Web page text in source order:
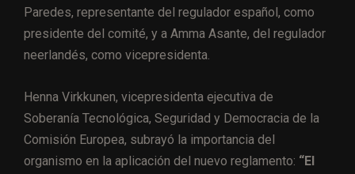
Paredes, representante del regulador español, como
presidente del comité, y a Amma Asante, del regulador
neerlandés, como vicepresidenta.
Henna Virkkunen, vicepresidenta ejecutiva de
Soberanía Tecnológica, Seguridad y Democracia de la
Comisión Europea, subrayó la importancia del
organismo en la aplicación del nuevo reglamento: “El